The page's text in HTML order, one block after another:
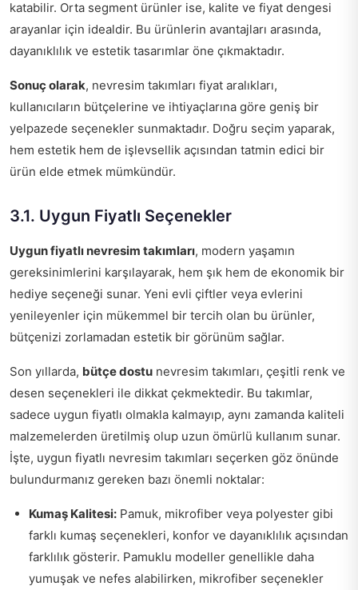
katabilir. Orta segment ürünler ise, kalite ve fiyat dengesi
arayanlar için idealdir. Bu ürünlerin avantajları arasında,
dayanıklılık ve estetik tasarımlar öne çıkmaktadır.
Sonuç olarak, nevresim takımları fiyat aralıkları,
kullanıcıların bütçelerine ve ihtiyaçlarına göre geniş bir
yelpazede seçenekler sunmaktadır. Doğru seçim yaparak,
hem estetik hem de işlevsellik açısından tatmin edici bir
ürün elde etmek mümkündür.
3.1. Uygun Fiyatlı Seçenekler
Uygun fiyatlı nevresim takımları, modern yaşamın
gereksinimlerini karşılayarak, hem şık hem de ekonomik bir
hediye seçeneği sunar. Yeni evli çiftler veya evlerini
yenileyenler için mükemmel bir tercih olan bu ürünler,
bütçenizi zorlamadan estetik bir görünüm sağlar.
Son yıllarda, bütçe dostu nevresim takımları, çeşitli renk ve
desen seçenekleri ile dikkat çekmektedir. Bu takımlar,
sadece uygun fiyatlı olmakla kalmayıp, aynı zamanda kaliteli
malzemelerden üretilmiş olup uzun ömürlü kullanım sunar.
İşte, uygun fiyatlı nevresim takımları seçerken göz önünde
bulundurmanız gereken bazı önemli noktalar:
Kumaş Kalitesi: Pamuk, mikrofiber veya polyester gibi
farklı kumaş seçenekleri, konfor ve dayanıklılık açısından
farklılık gösterir. Pamuklu modeller genellikle daha
yumuşak ve nefes alabilirken, mikrofiber seçenekler